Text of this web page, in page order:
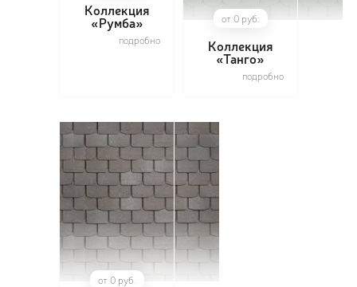
Коллекция
«Румба»
подробно
от 0 руб.
Коллекция
«Танго»
подробно
от 0 руб.